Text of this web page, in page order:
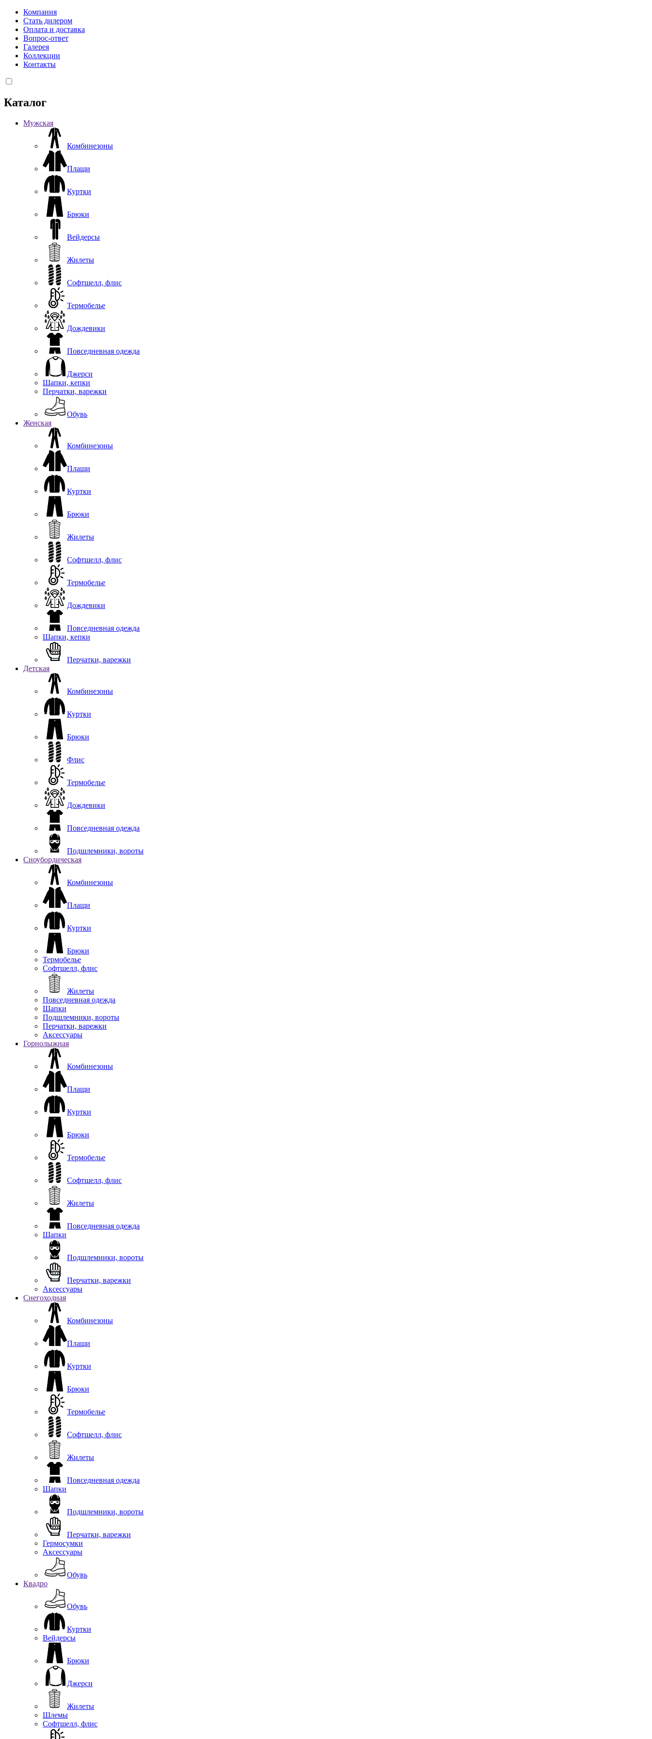
Компания
Стать дилером
Оплата и доставка
Вопрос-ответ
Галерея
Коллекции
Контакты
Каталог
Мужская
Комбинезоны
Плащи
Куртки
Брюки
Вейдерсы
Жилеты
Софтшелл, флис
Термобелье
Дождевики
Повседневная одежда
Джерси
Шапки, кепки
Перчатки, варежки
Обувь
Женская
Комбинезоны
Плащи
Куртки
Брюки
Жилеты
Софтшелл, флис
Термобелье
Дождевики
Повседневная одежда
Шапки, кепки
Перчатки, варежки
Детская
Комбинезоны
Куртки
Брюки
Флис
Термобелье
Дождевики
Повседневная одежда
Подшлемники, вороты
Сноубордическая
Комбинезоны
Плащи
Куртки
Брюки
Термобелье
Софтшелл, флис
Жилеты
Повседневная одежда
Шапки
Подшлемники, вороты
Перчатки, варежки
Аксессуары
Горнолыжная
Комбинезоны
Плащи
Куртки
Брюки
Термобелье
Софтшелл, флис
Жилеты
Повседневная одежда
Шапки
Подшлемники, вороты
Перчатки, варежки
Аксессуары
Снегоходная
Комбинезоны
Плащи
Куртки
Брюки
Термобелье
Софтшелл, флис
Жилеты
Повседневная одежда
Шапки
Подшлемники, вороты
Перчатки, варежки
Гермосумки
Аксессуары
Обувь
Квадро
Обувь
Куртки
Вейдерсы
Брюки
Джерси
Жилеты
Шлемы
Софтшелл, флис